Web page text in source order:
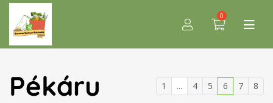
0
Pékáru 1 ... 4 5 6 7 8